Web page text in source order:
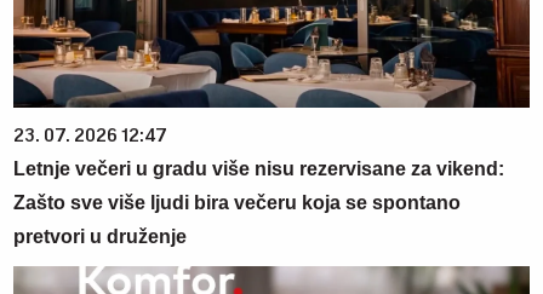
23. 07. 2026 12:47
Letnje večeri u gradu više nisu rezervisane za vikend:
Zašto sve više ljudi bira večeru koja se spontano
pretvori u druženje